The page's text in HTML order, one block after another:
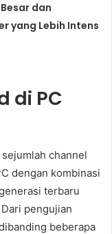
dan
yang Lebih Intens
di PC
channel
dengan kombinasi
terbaru
pengujian
beberapa